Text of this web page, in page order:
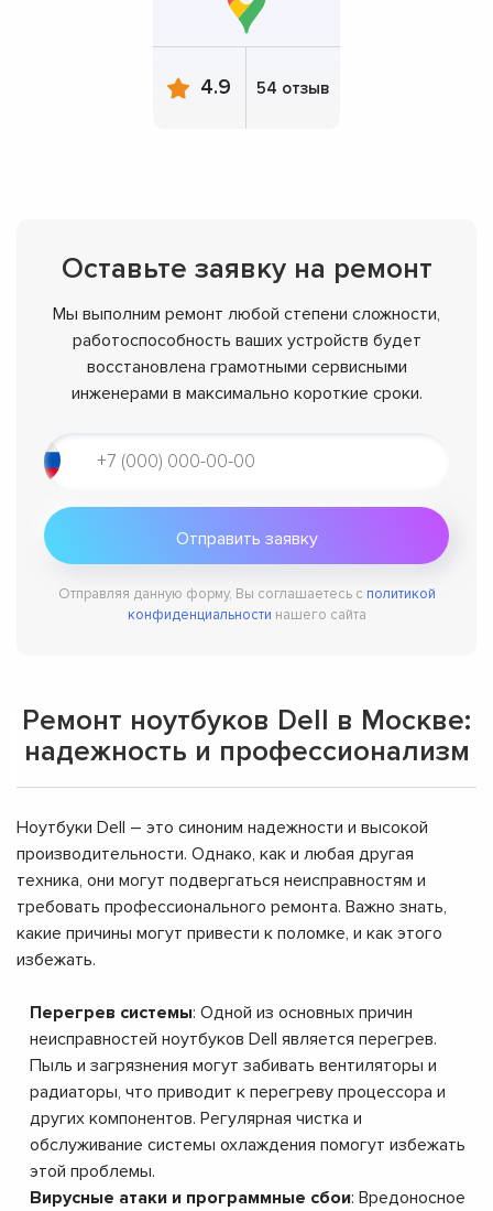
4.9 54 отзыв
Оставьте заявку на ремонт
Мы выполним ремонт любой степени сложности,
работоспособность ваших устройств будет
восстановлена грамотными сервисными
инженерами в максимально короткие сроки.
Отправляя данную форму, Вы соглашаетесь с политикой
конфиденциальности нашего сайта
Ремонт ноутбуков Dell в Москве:
надежность и профессионализм
Ноутбуки Dell – это синоним надежности и высокой
производительности. Однако, как и любая другая
техника, они могут подвергаться неисправностям и
требовать профессионального ремонта. Важно знать,
какие причины могут привести к поломке, и как этого
избежать.
Перегрев системы: Одной из основных причин
неисправностей ноутбуков Dell является перегрев.
Пыль и загрязнения могут забивать вентиляторы и
радиаторы, что приводит к перегреву процессора и
других компонентов. Регулярная чистка и
обслуживание системы охлаждения помогут избежать
этой проблемы.
Вирусные атаки и программные сбои: Вредоносное